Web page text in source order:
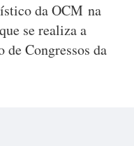
da OCM na
se realiza a
Congressos da